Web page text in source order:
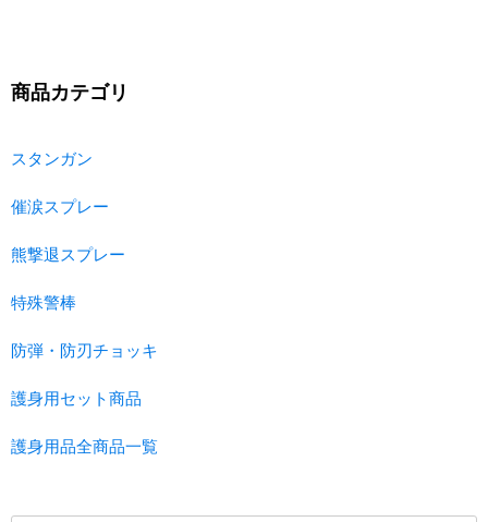
商品カテゴリ
スタンガン
催涙スプレー
熊撃退スプレー
特殊警棒
防弾・防刃チョッキ
護身用セット商品
護身用品全商品一覧